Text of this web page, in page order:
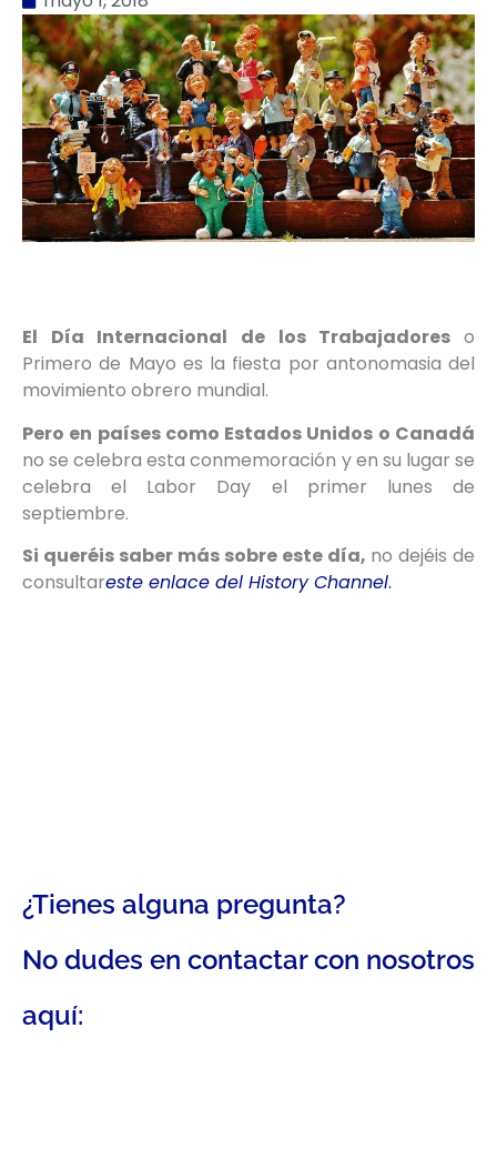
El Día Internacional de los Trabajadores o
Primero de Mayo es la fiesta por antonomasia del
movimiento obrero mundial.
Pero en países como Estados Unidos o Canadá
no se celebra esta conmemoración y en su lugar se
celebra el Labor Day el primer lunes de
septiembre.
Si queréis saber más sobre este día, no dejéis de
consultareste enlace del History Channel.
¿Tienes alguna pregunta?
No dudes en contactar con nosotros
aquí: